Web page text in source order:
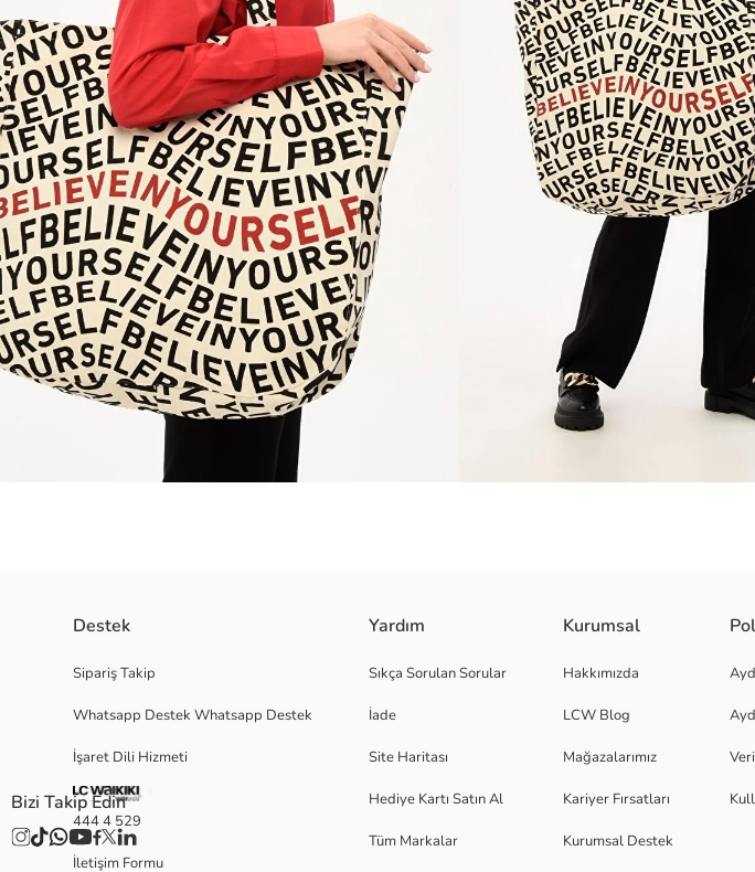
Belive In Yourself baskılı kanvas el ve omuz çantası. SİPARİŞ VERMEDEN ÖNCE LÜTFEN ÖLÇÜLERİNE
%100 Pamuklu Kanvas Bez Kumaştır. Makinede yıkamaya uygun değildir. Çok ıslak olmayan nemli bezle
Cinsiyet:
Desen:
Kumaş:
Destek
Sipariş Takip
Whatsapp Destek Whatsapp Destek
İşaret Dili Hizmeti
444 4 529
İletişim Formu
Yardım
Sıkça Sorulan Sorular
İade
Site Haritası
Hediye Kartı Satın Al
Tüm Markalar
Kurumsal
Hakkımızda
LCW Blog
Mağazalarımız
Kariyer Fırsatları
Kurumsal Destek
Bizi Takip Edin